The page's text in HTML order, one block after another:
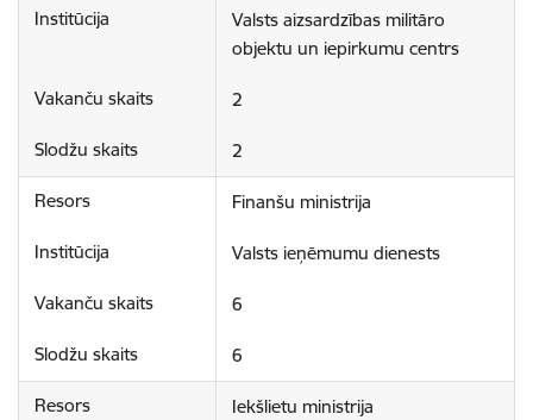
Valsts aizsardzības militāro
objektu un iepirkumu centrs
2
2
Finanšu ministrija
Valsts ieņēmumu dienests
6
6
Iekšlietu ministrija